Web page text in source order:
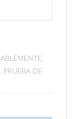
PRUEBA DE